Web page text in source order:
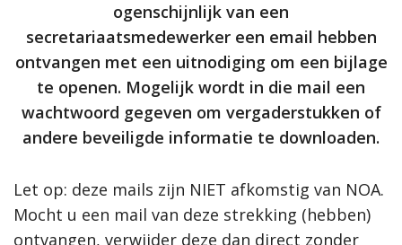
ogenschijnlijk van een
secretariaatsmedewerker een email hebben
ontvangen met een uitnodiging om een bijlage
te openen. Mogelijk wordt in die mail een
wachtwoord gegeven om vergaderstukken of
andere beveiligde informatie te downloaden.
Let op: deze mails zijn NIET afkomstig van NOA.
Mocht u een mail van deze strekking (hebben)
ontvangen, verwijder deze dan direct zonder